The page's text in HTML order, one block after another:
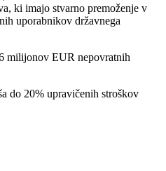
ki imajo stvarno premoženje v
uporabnikov državnega
milijonov EUR nepovratnih
do 20% upravičenih stroškov